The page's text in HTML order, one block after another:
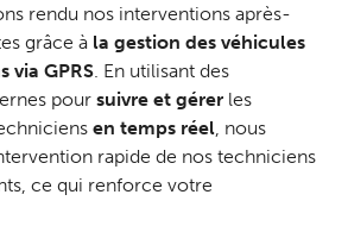
rendu nos interventions après-
grâce à la gestion des véhicules
via GPRS . En utilisant des
poursuivre et gérer les
en temps réel , nous
rapide de nos techniciens
ce qui renforce votre